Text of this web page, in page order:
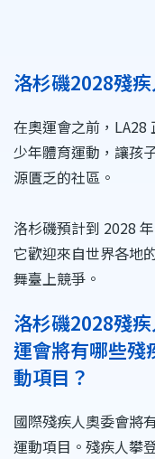
洛杉磯2028殘
在奧運會之前，LA28
少年體育運動，讓孩
源匱乏的社區。
洛杉磯預計到 2028
它歡迎來自世界各地
舞臺上競爭。
洛杉磯2028殘
運會將有哪些殘
動項目？
國際殘疾人奧委會將
運動項目。殘疾人攀